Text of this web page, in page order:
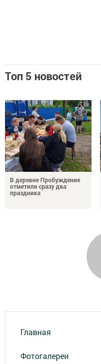
Топ 5 новостей
В деревне Пробуждение
отметили сразу два
праздника
Главная
Фотогалереи